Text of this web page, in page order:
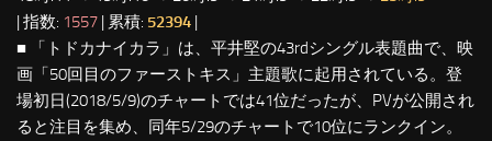
| 指数: 1557 | 累積: 52394 |
■ 「トドカナイカラ」は、平井堅の43rdシングル表題曲で、映
画「50回目のファーストキス」主題歌に起用されている。登
場初日(2018/5/9)のチャートでは41位だったが、PVが公開され
ると注目を集め、同年5/29のチャートで10位にランクイン。